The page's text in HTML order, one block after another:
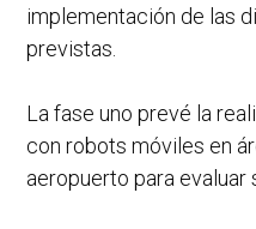
implementación de las
previstas.
La fase uno prevé la
con robots móviles en
aeropuerto para evaluar